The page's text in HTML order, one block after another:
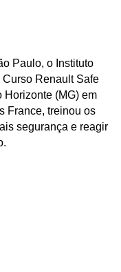
Paulo, o Instituto
Renault Safe
Horizonte (MG) em
France, treinou os
segurança e reagir